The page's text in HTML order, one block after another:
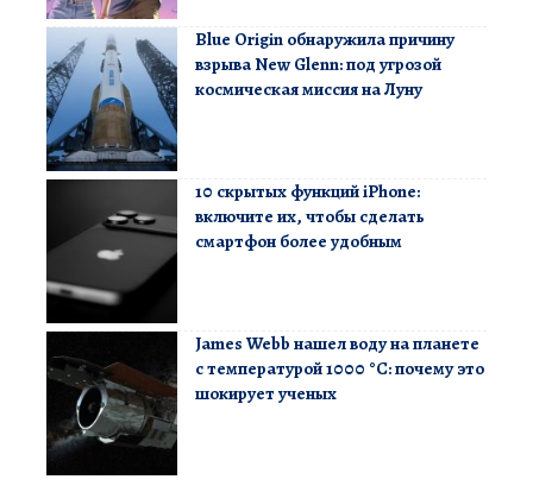
Blue Origin обнаружила причину
взрыва New Glenn: под угрозой
космическая миссия на Луну
10 скрытых функций iPhone:
включите их, чтобы сделать
смартфон более удобным
James Webb нашел воду на планете
с температурой 1000 °C: почему это
шокирует ученых